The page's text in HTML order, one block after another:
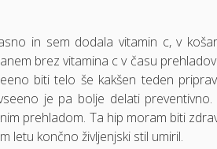
in sem dodala vitamin c, v
brez vitamina c v času
biti telo še kakšen teden
je pa bolje delati
prehladom. Ta hip moram biti
letu končno življenjski stil umiril.